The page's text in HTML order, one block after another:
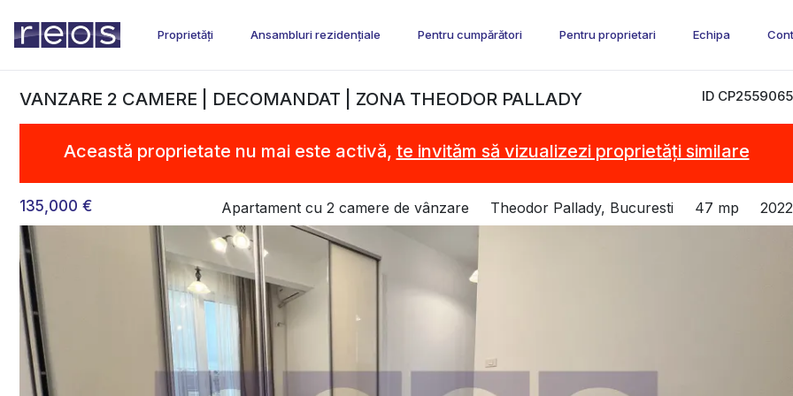
Proprietăți Ansambluri rezidențiale Pentru cumpărători Pentru proprietari Echipa
ID CP2559065
VANZARE 2 CAMERE | DECOMANDAT | ZONA THEODOR PALLADY
Această proprietate nu mai este activă, te invităm să vizualizezi proprietăți similare
135,000 € Apartament cu 2 camere de vânzare Theodor Pallady, Bucuresti 47 mp 2022